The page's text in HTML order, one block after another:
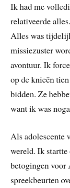
Ik had me
relativeerde
Alles was
missiezuster
avontuur. Ik
op de knieën
bidden. Ze
want ik was
Als adolescente
wereld. Ik
betogingen voor
spreekbeurten